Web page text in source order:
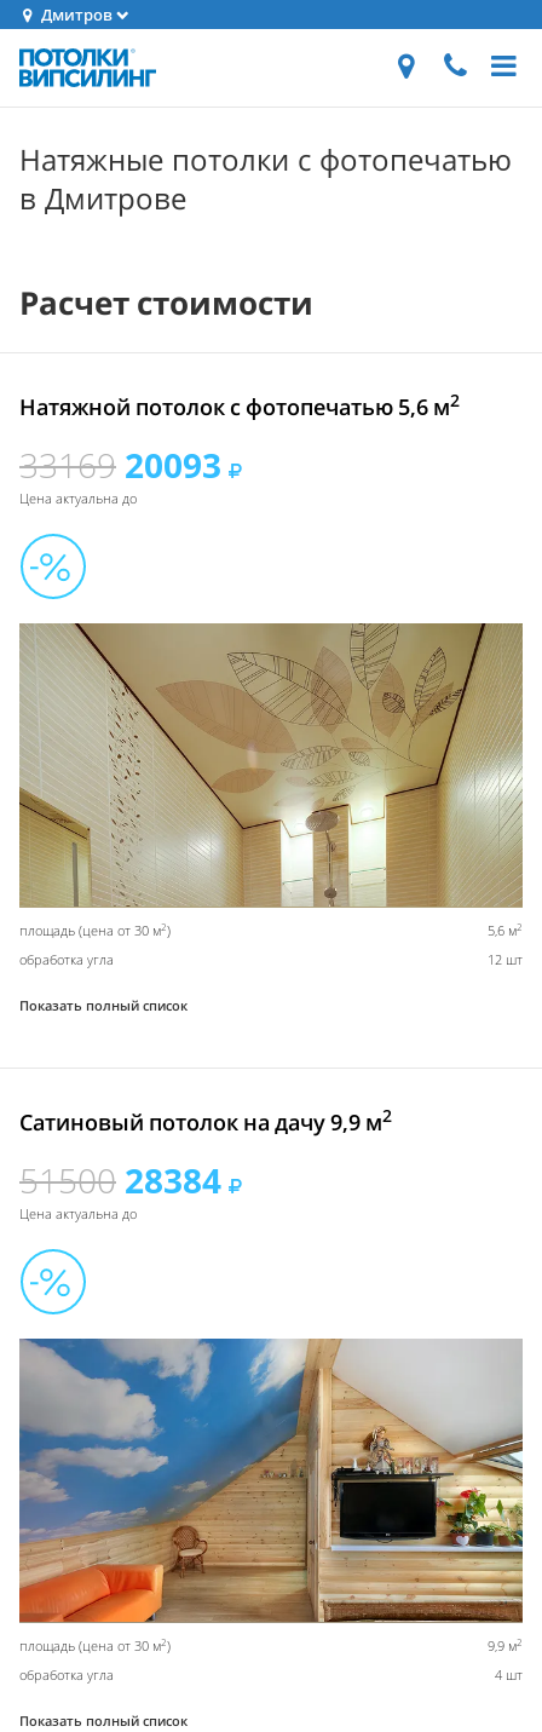
Дмитров
Натяжные потолки с фотопечатью
в Дмитрове
Расчет стоимости
Натяжной потолок с фотопечатью 5,6 м2
33169 20093
Цена актуальна до
площадь (цена от 30 м2) 5,6 м2
обработка угла 12 шт
Показать полный список
Сатиновый потолок на дачу 9,9 м2
51500 28384
Цена актуальна до
площадь (цена от 30 м2) 9,9 м2
обработка угла 4 шт
Показать полный список